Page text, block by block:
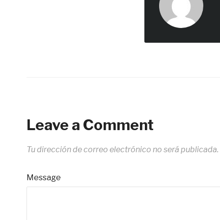
Leave a Comment
Tu dirección de correo electrónico no será publicada.
Message